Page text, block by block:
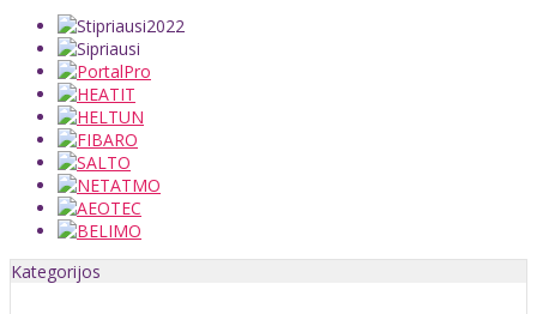
Kategorijos